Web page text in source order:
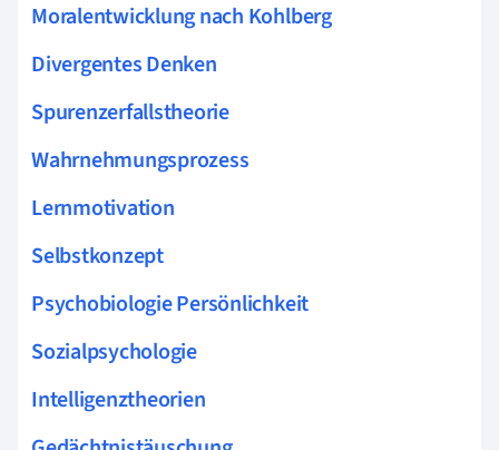
Moralentwicklung nach Kohlberg
Divergentes Denken
Spurenzerfallstheorie
Wahrnehmungsprozess
Lernmotivation
Selbstkonzept
Psychobiologie Persönlichkeit
Sozialpsychologie
Intelligenztheorien